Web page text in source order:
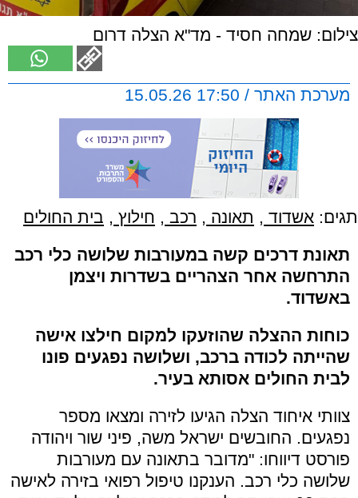
צילום: שמחה חסיד - מד"א הצלה דרום
מערכת האתר / 17:50 15.05.26
תגים: אשדוד , תאונה , רכב , חילוץ , בית החולים
תאונת דרכים קשה במעורבות שלושה כלי רכב
התרחשה אחר הצהריים בשדרות ויצמן
באשדוד.
כוחות ההצלה שהוזעקו למקום חילצו אישה
שהייתה לכודה ברכב, ושלושה נפגעים פונו
לבית החולים אסותא בעיר.
צוותי איחוד הצלה הגיעו לזירה ומצאו מספר
נפגעים. החובשים ישראל משה, פיני שור ויהודה
פורסט דיווחו: "מדובר בתאונה עם מעורבות
שלושה כלי רכב. הענקנו טיפול רפואי בזירה לאישה